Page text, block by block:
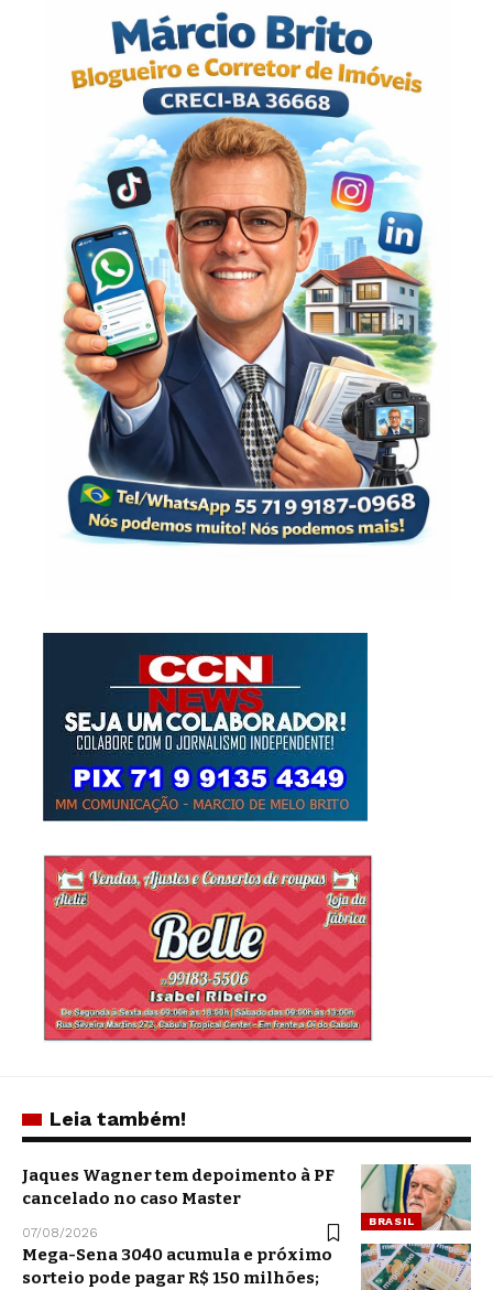
Leia também!
BRASIL
Jaques Wagner tem depoimento à PF
cancelado no caso Master
07/08/2026
Mega-Sena 3040 acumula e próximo
sorteio pode pagar R$ 150 milhões;